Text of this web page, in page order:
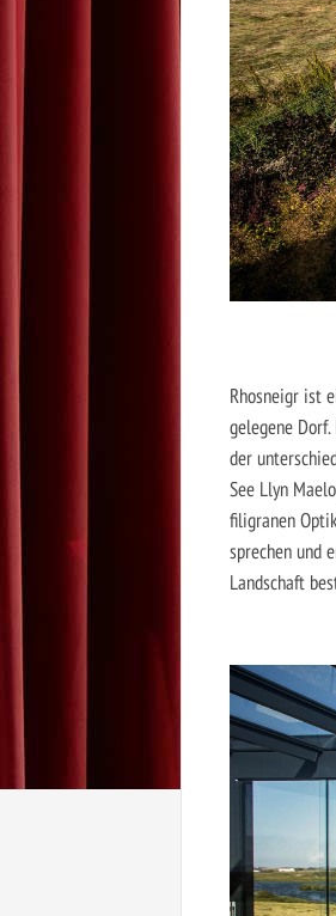
Rhosneigr ist
gelegene
der
See Llyn
filigranen
sprechen und
Landschaft